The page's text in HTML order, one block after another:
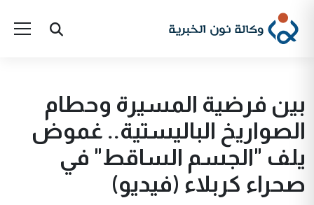
بين فرضية المسيرة وحطام
الصواريخ الباليستية.. غموض
يلف "الجسم الساقط" في
صحراء كربلاء (فيديو)